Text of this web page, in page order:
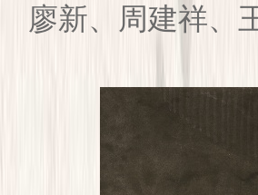
廖新、周建祥、